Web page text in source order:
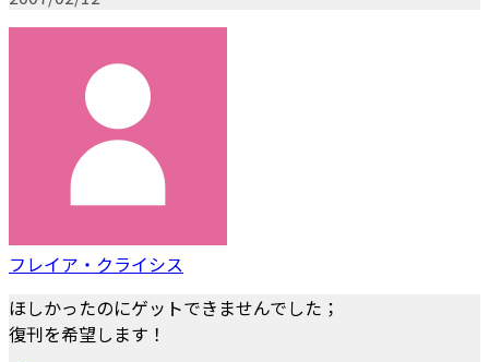
フレイア・クライシス
ほしかったのにゲットできませんでした；
復刊を希望します！